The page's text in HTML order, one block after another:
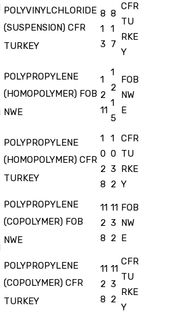
POLYVINYLCHLORIDE
(SUSPENSION) CFR
TURKEY
8
1
3
8
1
7
CFR
TU
RKE
Y
POLYPROPYLENE
(HOMOPOLYMER) FOB
NWE
1
2
11
1
2
1
5
FOB
NW
E
POLYPROPYLENE
(HOMOPOLYMER) CFR
TURKEY
1
0
2
8
1
0
3
2
CFR
TU
RKE
Y
POLYPROPYLENE
(COPOLYMER) FOB
NWE
11
2
8
11
3
2
FOB
NW
E
POLYPROPYLENE
(COPOLYMER) CFR
TURKEY
11
2
8
11
3
2
CFR
TU
RKE
Y